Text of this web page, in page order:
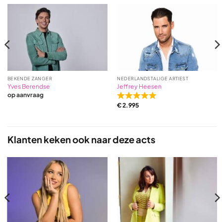
BEKENDE ZANGER
Yves Berendse
op aanvraag
NEDERLANDSTALIGE ARTIEST
Jeffrey Heesen
Rated
5,0
5
on
ratings
€2.995
Klanten keken ook naar deze acts